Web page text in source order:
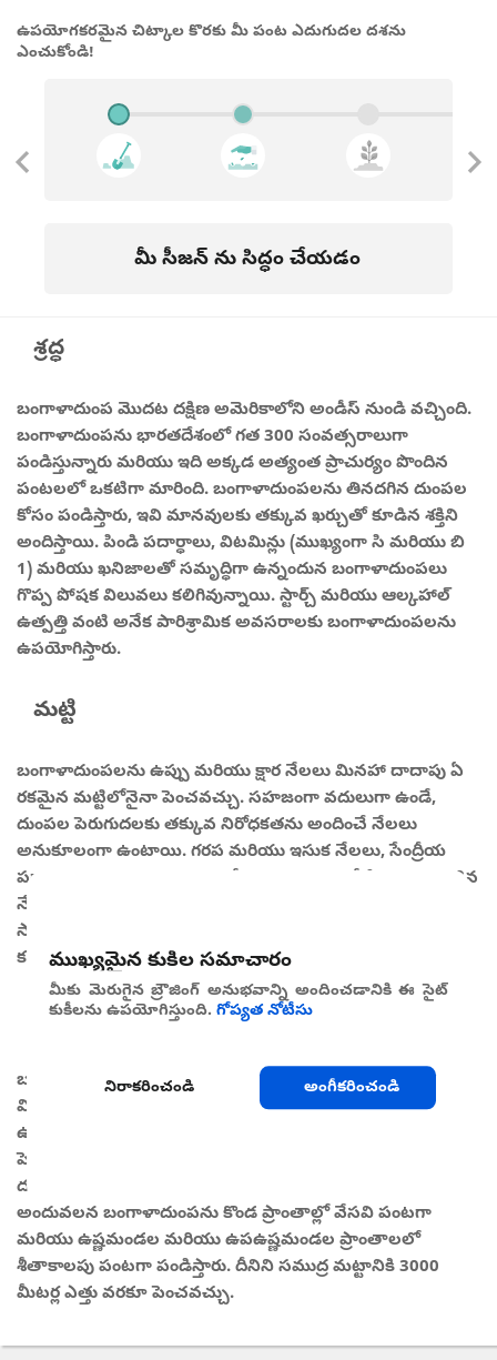
ఉపయోగకరమైన చిట్కాల కొరకు మీ పంట ఎదుగుదల దశను
ఎంచుకోండి!
మీ సీజన్ ను సిద్ధం చేయడం
శ్రద్ధ
బంగాళాదుంప మొదట దక్షిణ అమెరికాలోని అండీస్ నుండి వచ్చింది.
బంగాళాదుంపను భారతదేశంలో గత 300 సంవత్సరాలుగా
పండిస్తున్నారు మరియు ఇది అక్కడ అత్యంత ప్రాచుర్యం పొందిన
పంటలలో ఒకటిగా మారింది. బంగాళాదుంపలను తినదగిన దుంపల
కోసం పండిస్తారు, ఇవి మానవులకు తక్కువ ఖర్చుతో కూడిన శక్తిని
అందిస్తాయి. పిండి పదార్ధాలు, విటమిన్లు (ముఖ్యంగా సి మరియు బి
1) మరియు ఖనిజాలతో సమృద్ధిగా ఉన్నందున బంగాళాదుంపలు
గొప్ప పోషక విలువలు కలిగివున్నాయి. స్టార్చ్ మరియు ఆల్కహాల్
ఉత్పత్తి వంటి అనేక పారిశ్రామిక అవసరాలకు బంగాళాదుంపలను
ఉపయోగిస్తారు.
మట్టి
బంగాళాదుంపలను ఉప్పు మరియు క్షార నేలలు మినహా దాదాపు ఏ
రకమైన మట్టిలోనైనా పెంచవచ్చు. సహజంగా వదులుగా ఉండే,
దుంపల పెరుగుదలకు తక్కువ నిరోధకతను అందించే నేలలు
అనుకూలంగా ఉంటాయి. గరప మరియు ఇసుక నేలలు, సేంద్రీయ
పదార్థాలను సమృద్ధిగా కలిగిన నేలలు, మంచి డ్రైనేజీ వ్యవస్థ కలిగిన
నేలలు మరియు గాలి ప్రసరణ జరిగే నేలలు బంగాళాదుంప పంట
సాగుకు చాలా అనుకూలంగా ఉంటాయి. 5.2-6.4 పిహెచ్ పరిధి
కలిగిన నేలలు ఆదర్శంగా పరిగణించబడతాయి.
వాతావరణం
బంగాళాదుంప ఒక సమశీతోష్ణ వాతావరణ పంట, అయితే ఇది
విభిన్న వాతావరణ పరిస్థితులలో పెరుగుతుంది. ఇవి పెరిగే సీజన్లో
ఉష్ణోగ్రత మధ్యస్థంగా చల్లగా ఉండే ప్రదేశాలలో మాత్రమే ఇది
పెరుగుతుంది. మొక్క పెరుగుదలకు 24°C ఉష్ణోగ్రత ఉత్తమమైనది.
దుంపల అభివృద్ధికి 20°C ఉష్ణోగ్రత అనుకూలంగా ఉంటుంది.
అందువలన బంగాళాదుంపను కొండ ప్రాంతాల్లో వేసవి పంటగా
మరియు ఉష్ణమండల మరియు ఉపఉష్ణమండల ప్రాంతాలలో
శీతాకాలపు పంటగా పండిస్తారు. దీనిని సముద్ర మట్టానికి 3000
మీటర్ల ఎత్తు వరకూ పెంచవచ్చు.
ముఖ్యమైన కుకీల సమాచారం
మీకు మెరుగైన బ్రౌజింగ్ అనుభవాన్ని అందించడానికి ఈ సైట్
కుకీలను ఉపయోగిస్తుంది. గోప్యత నోటీసు
నిరాకరించండి అంగీకరించండి